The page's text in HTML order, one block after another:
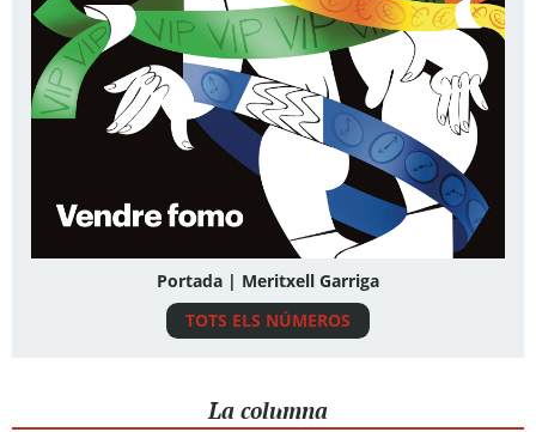
Portada | Meritxell Garriga
TOTS ELS NÚMEROS
La columna